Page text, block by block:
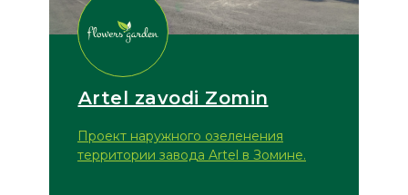
Artel zavodi Zomin
Проект наружного озеленения
территории завода Artel в Зомине.